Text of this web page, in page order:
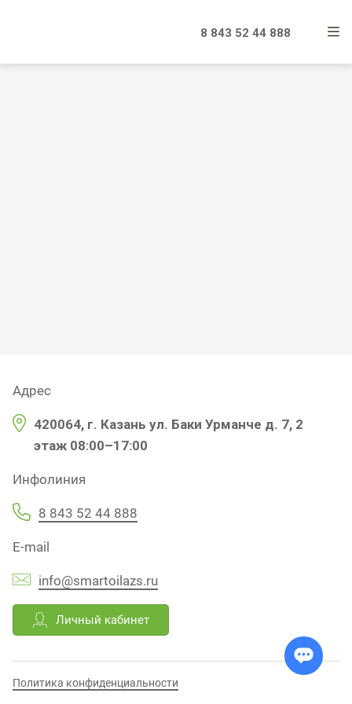
8 843 52 44 888
Адрес
420064, г. Казань ул. Баки Урманче д. 7, 2
этаж 08:00–17:00
Инфолиния
8 843 52 44 888
E-mail
info@smartoilazs.ru
Личный кабинет
Политика конфиденциальности